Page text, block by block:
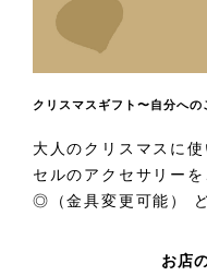
クリスマスギフト〜自分へ
大人のクリスマスに
セルのアクセサリー
◎（金具変更可能）
お店